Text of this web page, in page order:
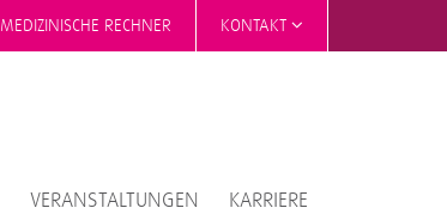
MEDIZINISCHE RECHNER KONTAKT
VERANSTALTUNGEN KARRIERE